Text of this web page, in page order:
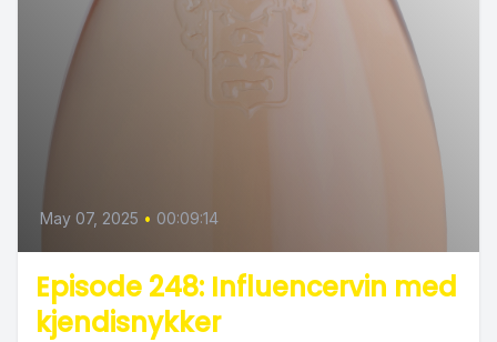
May 07, 2025 • 00:09:14
Episode 248: Influencervin med
kjendisnykker